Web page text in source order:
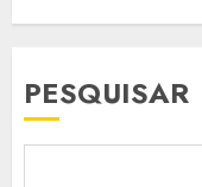
PESQUISAR